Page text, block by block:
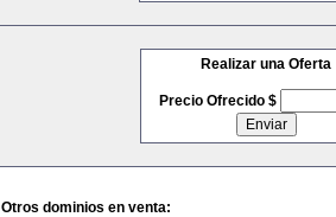
Realizar una Oferta
Precio Ofrecido $
Otros dominios en venta: